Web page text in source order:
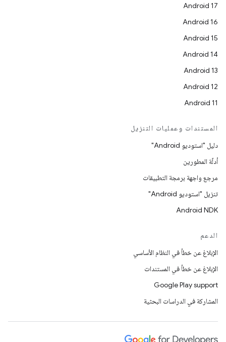
Android 17
Android 16
Android 15
Android 14
Android 13
Android 12
Android 11
المستندات وعمليات التنزيل
دليل "استوديو Android"
أدلّة المطورين
مرجع واجهة برمجة التطبيقات
تنزيل "استوديو Android"
Android NDK
الدعم
الإبلاغ عن خطأ في النظام الأساسي
الإبلاغ عن خطأ في المستندات
Google Play support
المشاركة في الدراسات البحثية